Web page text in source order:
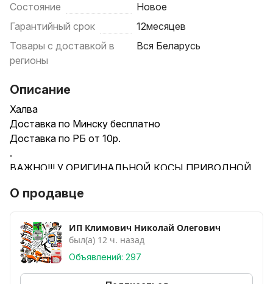
Состояние
Новое
Гарантийный срок
12месяцев
Товары с доставкой в
регионы
Вся Беларусь
Описание
Халва
Доставка по Минску бесплатно
Доставка по РБ от 10р.
.
ВАЖНО!!! У ОРИГИНАЛЬНОЙ КОСЫ ПРИВОДНОЙ
МОЖЕТЕ ПРОВЕРИТЬ В СВОЁМ ТРИММЕРЕ,ЕСЛИ У
У нас также имеются дополнительные товары,
которые могут быть использованы с мотокосами.
О продавце
ИП Климович Николай Олегович
был(а) 12 ч. назад
Объявлений: 297